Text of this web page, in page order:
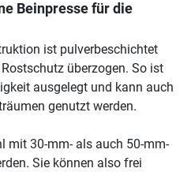
Beinpresse für die
ist pulverbeschichtet
überzogen. So ist
ausgelegt und kann auch
genutzt werden.
mit 30-mm- als auch 50-mm-
Sie können also frei